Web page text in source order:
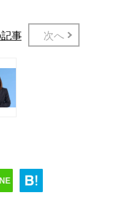
事 次へ